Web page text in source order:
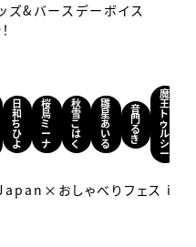
ズ&バースデーボイス
日
和
ち
ひ
よ
桜
鳥
ミ
ー
ナ
秋
雪
こ
は
く
雛
星
あ
い
る
音
門
る
き
魔
王
ト
ゥ
ル
シ
ー
おしゃべりフェス in